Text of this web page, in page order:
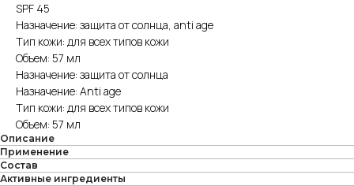
SPF 45
Назначение: защита от солнца, anti age
Тип кожи: для всех типов кожи
Объем: 57 мл
Назначение: защита от солнца
Назначение: Anti age
Тип кожи: для всех типов кожи
Объем: 57 мл
Описание
Применение
Состав
Активные ингредиенты